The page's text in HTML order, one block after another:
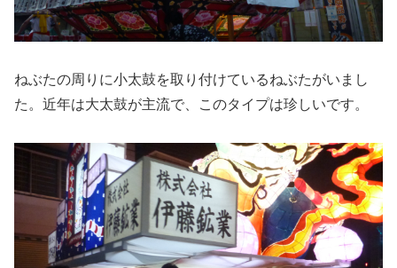
ねぶたの周りに小太鼓を取り付けているねぶたがいまし
た。近年は大太鼓が主流で、このタイプは珍しいです。